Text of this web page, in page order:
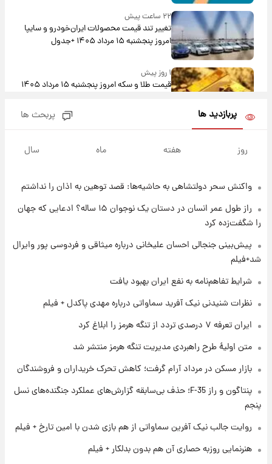
۲۲ ساعت پیش
تغییر تند قیمت محصولات ایران‌خودرو و سایپا
امروز پنجشنبه ۱۵ مرداد ۱۴۰۵ +جدول
۱ روز پیش
قیمت طلا و سکه امروز پنجشنبه ۱۵ مرداد ۱۴۰۵
شد
۱ روز پیش
شاهین، کوییک، اطلس، سهند و ساینا با اقساط
۱ روز پیش
۱ روز پیش
فال قهوه روزانه پنجشنبه ۱۵ مرداد ماه ۱۴۰۵
فال روزانه واقعی پنجشنبه ۱۵ مرداد ۱۴۰۵
پربازدید ها پربحث ها
روز هفته ماه سال
واکنش سحر دولتشاهی به حاشیه‌ها: قصد توهین به اذان را نداشتم
راز طول عمر انسان در دستان یک نوجوان ۱۵ ساله؟ ادعایی که جهان
را شگفت‌زده کرد
پیش‌بینی جنجالی احسان علیخانی درباره میثاقی و فردوسی پور وایرال
شد+فیلم
شرایط تفاهم‌نامه به نفع ایران بهبود یافت
نظرات شنیدنی نیک آفرید سماواتی درباره مهدی پاکدل + فیلم
ایران تعرفه ۷ درصدی تردد از تنگه هرمز را ابلاغ کرد
متن اولیۀ طرح راهبردی مدیریت تنگه هرمز منتشر شد
بازار مسکن در مرداد آرام گرفت؛ کاهش تحرک خریداران و فروشندگان
پنتاگون و راز F-35؛ حذف بی‌سابقه گزارش‌های عملکرد جنگنده‌های نسل
پنجم
روایت جالب نیک آفرین سماواتی از هم بازی شدن با امین تارخ + فیلم
هنرنمایی روزبه حصاری آن هم بدون بدلکار + فیلم